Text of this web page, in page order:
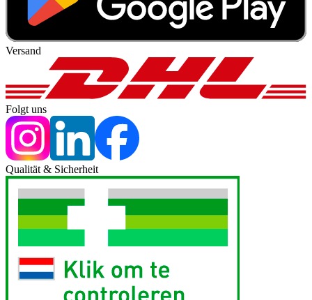
Versand
Folgt uns
Qualität & Sicherheit